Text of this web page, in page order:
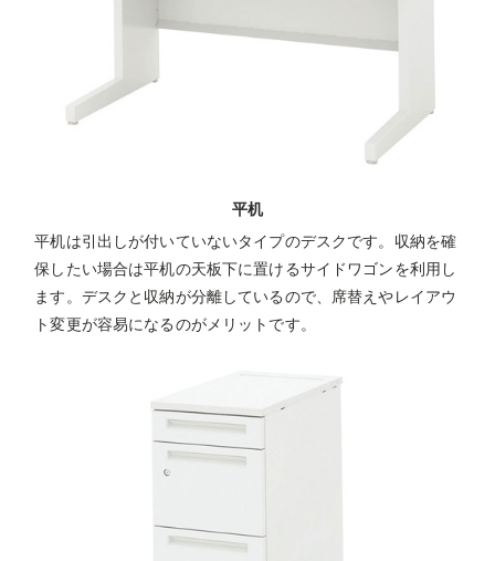
平机
平机は引出しが付いていないタイプのデスクです。収納を確
保したい場合は平机の天板下に置けるサイドワゴンを利用し
ます。デスクと収納が分離しているので、席替えやレイアウ
ト変更が容易になるのがメリットです。